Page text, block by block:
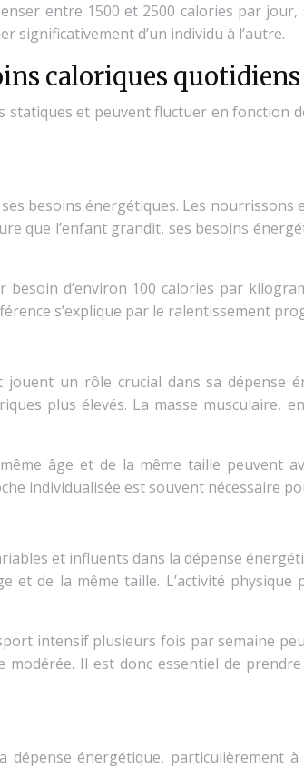
entre 1500 et 2500 calories par
significativement d’un individu à l’autre.
caloriques quotidiens
statiques et peuvent fluctuer en
besoins énergétiques. Les
que l’enfant grandit, ses besoins
d’environ 100 calories par
s’explique par le ralentissement
un rôle crucial dans sa dépense
plus élevés. La masse musculaire,
âge et de la même taille peuvent
individualisée est souvent nécessaire
et influents dans la dépense
et de la même taille. L’activité
intensif plusieurs fois par semaine
Il est donc essentiel de
dépense énergétique, particulièrement